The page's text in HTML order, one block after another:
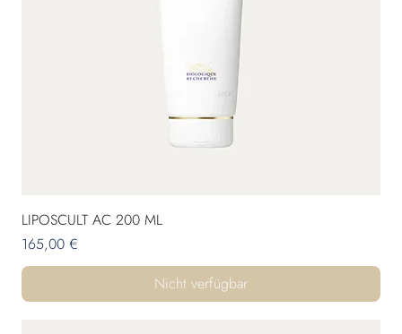
LIPOSCULT AC 200 ML
Preis
165,00 €
Nicht verfügbar